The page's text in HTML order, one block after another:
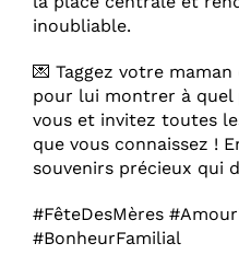
inoubliable.
💌 Taggez votre
pour lui montrer à
vous et invitez toutes
que vous connaissez !
souvenirs précieux qui
#FêteDesMères
#BonheurFamilial